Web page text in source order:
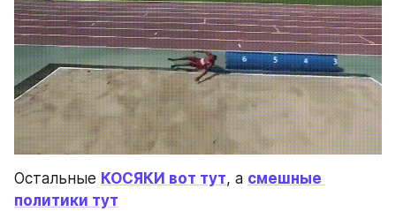
Остальные КОСЯКИ вот тут, а смешные
политики тут